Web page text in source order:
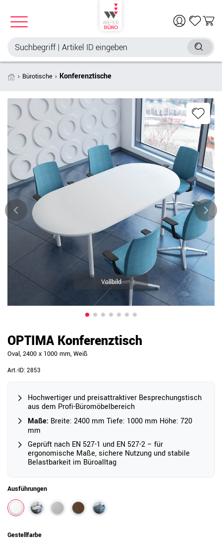
Bürotische Konferenztische
Vollbild
OPTIMA Konferenztisch
Oval, 2400 x 1000 mm, Weiß
Art.-ID: 2853
Hochwertiger und preisattraktiver Besprechungstisch
aus dem Profi-Büromöbelbereich
Maße: Breite: 2400 mm Tiefe: 1000 mm Höhe: 720
mm
Geprüft nach EN 527-1 und EN 527-2 – für
ergonomische Maße, sichere Nutzung und stabile
Belastbarkeit im Büroalltag
Ausführungen
Gestellfarbe